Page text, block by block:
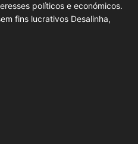
políticos e económicos.
fins lucrativos Desalinha,